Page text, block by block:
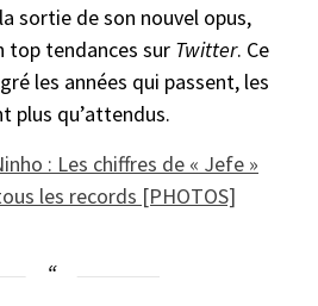
sortie de son nouvel opus,
tendances sur Twitter. Ce
les années qui passent, les
plus qu’attendus.
: Les chiffres de « Jefe »
les records [PHOTOS]